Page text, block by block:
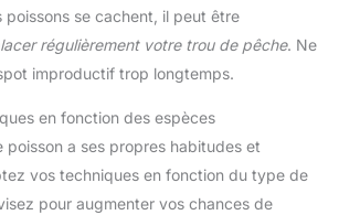
poissons se cachent, il peut être
régulièrement votre trou de pêche. Ne
improductif trop longtemps.
en fonction des espèces
poisson a ses propres habitudes et
vos techniques en fonction du type de
pour augmenter vos chances de